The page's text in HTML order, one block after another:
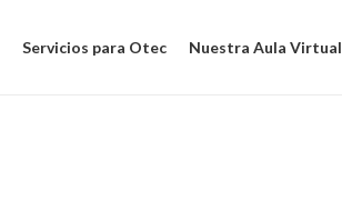
Servicios para Otec Nuestra Aula Virtual